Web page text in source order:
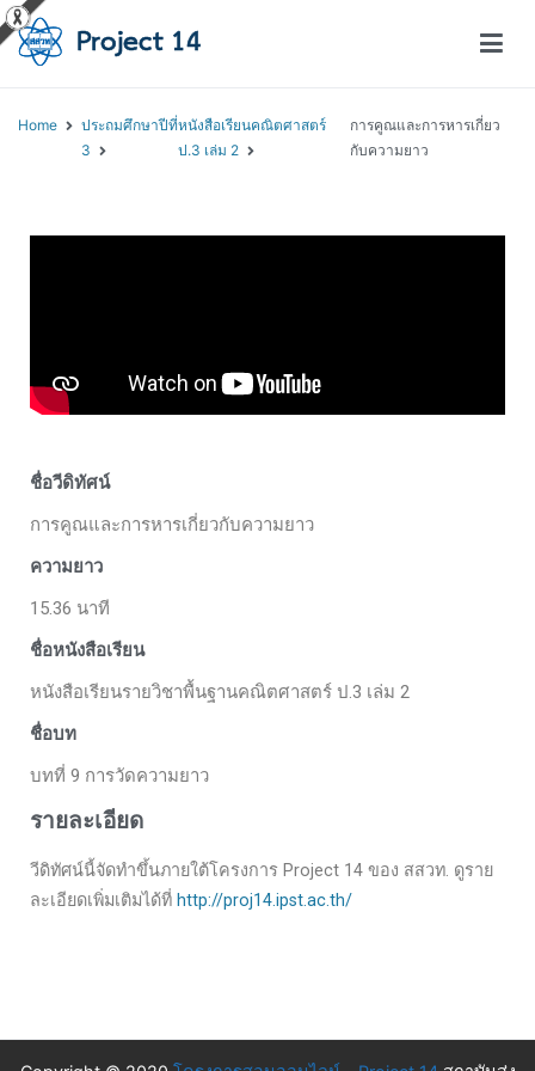
Home
ประถมศึกษาปีที่
3
หนังสือเรียนคณิตศาสตร์
ป.3 เล่ม 2
การคูณและการหารเกี่ยว
กับความยาว
ชื่อวีดิทัศน์
การคูณและการหารเกี่ยวกับความยาว
ความยาว
15.36 นาที
ชื่อหนังสือเรียน
หนังสือเรียนรายวิชาพื้นฐานคณิตศาสตร์ ป.3 เล่ม 2
ชื่อบท
บทที่ 9 การวัดความยาว
รายละเอียด
วีดิทัศน์นี้จัดทำขึ้นภายใต้โครงการ Project 14 ของ สสวท. ดูราย
ละเอียดเพิ่มเติมได้ที่ http://proj14.ipst.ac.th/